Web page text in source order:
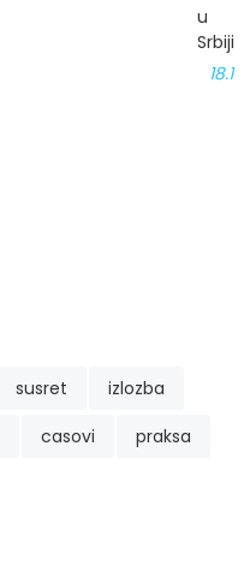
u
Srbiji
susret
izlozba
casovi
praksa